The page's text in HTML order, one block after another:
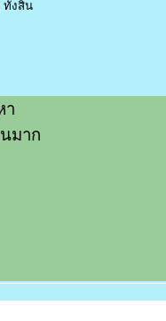
ทั้งสิ้น
า
มาก